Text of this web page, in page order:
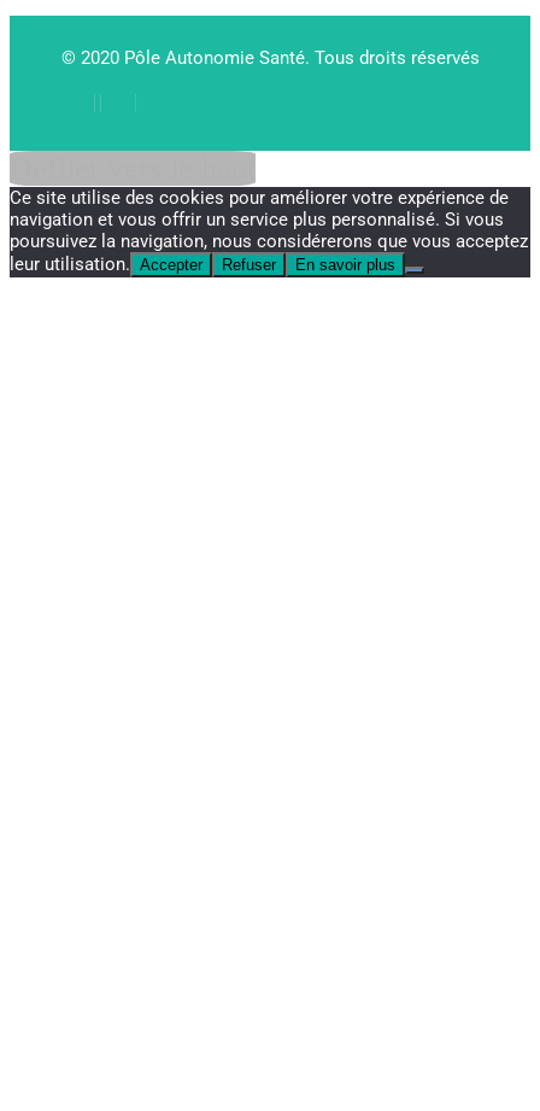
© 2020 Pôle Autonomie Santé. Tous droits réservés
Ce site utilise des cookies pour améliorer votre expérience de
navigation et vous offrir un service plus personnalisé. Si vous
poursuivez la navigation, nous considérerons que vous acceptez
leur utilisation. Accepter Refuser En savoir plus